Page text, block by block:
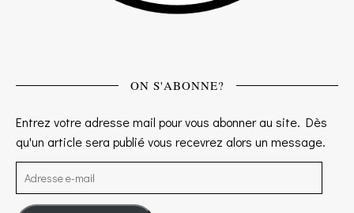
ON S'ABONNE?
Entrez votre adresse mail pour vous abonner au site. Dès
qu'un article sera publié vous recevrez alors un message.
Adresse e-mail